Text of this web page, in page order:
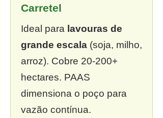
Carretel
Ideal para lavouras de
grande escala (soja, milho,
arroz). Cobre 20-200+
hectares. PAAS
dimensiona o poço para
vazão contínua.